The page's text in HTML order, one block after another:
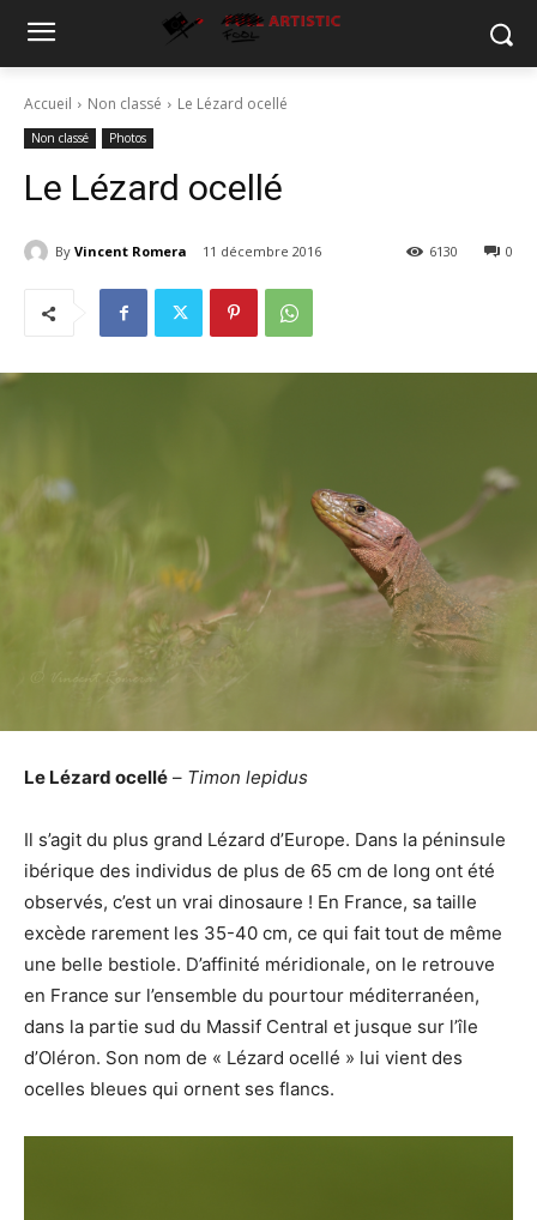
Accueil Non classé Le Lézard ocellé
Non classé Photos
Le Lézard ocellé
By Vincent Romera 11 décembre 2016 0
6130
Le Lézard ocellé – Timon lepidus
Il s’agit du plus grand Lézard d’Europe. Dans la péninsule
ibérique des individus de plus de 65 cm de long ont été
observés, c’est un vrai dinosaure ! En France, sa taille
excède rarement les 35-40 cm, ce qui fait tout de même
une belle bestiole. D’affinité méridionale, on le retrouve
en France sur l’ensemble du pourtour méditerranéen,
dans la partie sud du Massif Central et jusque sur l’île
d’Oléron. Son nom de « Lézard ocellé » lui vient des
ocelles bleues qui ornent ses flancs.